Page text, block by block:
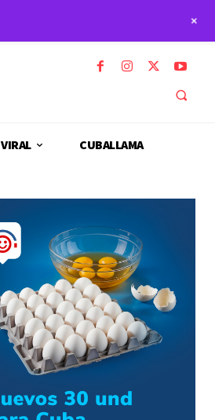
VIRAL CUBALLAMA
+